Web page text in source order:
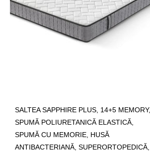
SALTEA SAPPHIRE PLUS, 14+5 MEMORY,
SPUMĂ POLIURETANICĂ ELASTICĂ,
SPUMĂ CU MEMORIE, HUSĂ
ANTIBACTERIANĂ, SUPERORTOPEDICĂ,